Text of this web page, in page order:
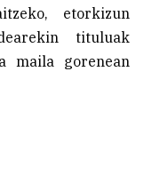
etorkizun
tituluak
maila gorenean